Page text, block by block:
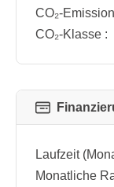
CO₂-
CO₂-Klasse :
Laufzeit
Monatliche